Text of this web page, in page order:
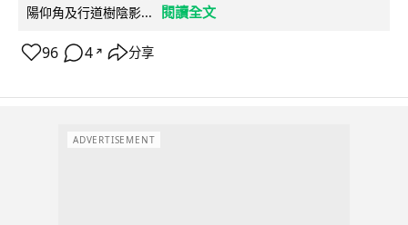
陽仰角及行道樹陰影...
閱讀全文
96 4 ↗ 分享
ADVERTISEMENT